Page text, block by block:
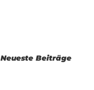
Neueste Beiträge